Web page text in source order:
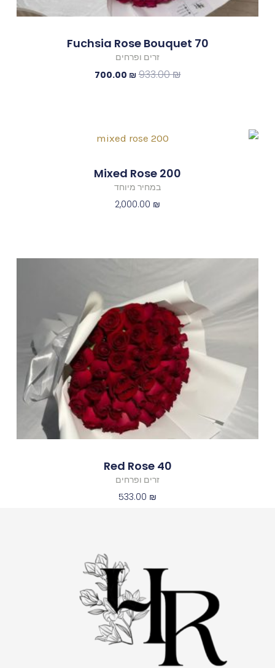
70 Fuchsia Rose Bouquet
זרים ופרחים
933.00₪
700.00 ₪
200 Mixed Rose
במחיר מיוחד
2,000.00 ₪
40 Red Rose
זרים ופרחים
533.00 ₪